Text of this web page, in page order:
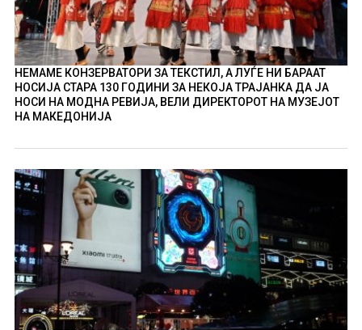
НЕМАМЕ КОНЗЕРВАТОРИ ЗА ТЕКСТИЛ, А ЛУЃЕ НИ БАРААТ
НОСИЈА СТАРА 130 ГОДИНИ ЗА НЕКОЈА ТРАЈАНКА ДА ЈА
НОСИ НА МОДНА РЕВИЈА, ВЕЛИ ДИРЕКТОРОТ НА МУЗЕЈОТ
НА МАКЕДОНИЈА